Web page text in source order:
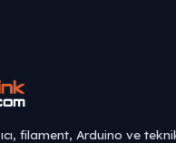
filament, Arduino ve